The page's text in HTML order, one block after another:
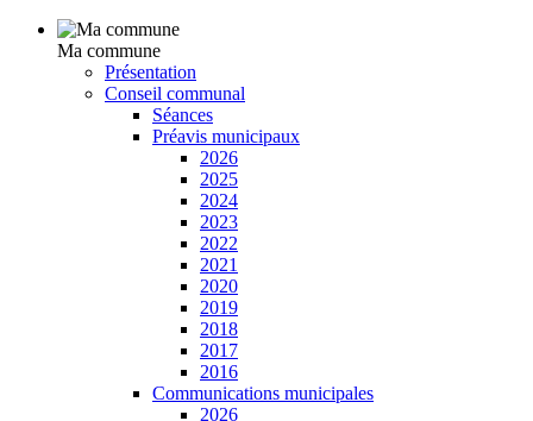
Ma commune
Présentation
Conseil communal
Séances
Préavis municipaux
2026
2025
2024
2023
2022
2021
2020
2019
2018
2017
2016
Communications municipales
2026